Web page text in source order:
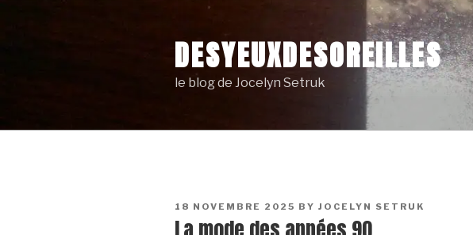
DESYEUXDESOREILLES
le blog de Jocelyn Setruk
POSTED
ON
18 NOVEMBRE 2025 BY JOCELYN SETRUK